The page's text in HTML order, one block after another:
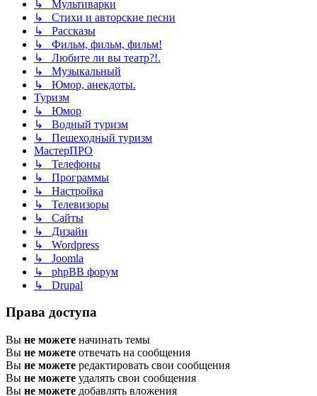
↳ Мультиварки
↳ Стихи и авторские песни
↳ Рассказы
↳ Фильм, фильм, фильм!
↳ Любите ли вы театр?!.
↳ Музыкальный
↳ Юмор, анекдоты.
Туризм
↳ Юмор
↳ Водный туризм
↳ Пешеходный туризм
МастерПРО
↳ Телефоны
↳ Программы
↳ Настройка
↳ Телевизоры
↳ Сайты
↳ Дизайн
↳ Wordpress
↳ Joomla
↳ phpBB форум
↳ Drupal
Права доступа
Вы не можете начинать темы
Вы не можете отвечать на сообщения
Вы не можете редактировать свои сообщения
Вы не можете удалять свои сообщения
Вы не можете добавлять вложения